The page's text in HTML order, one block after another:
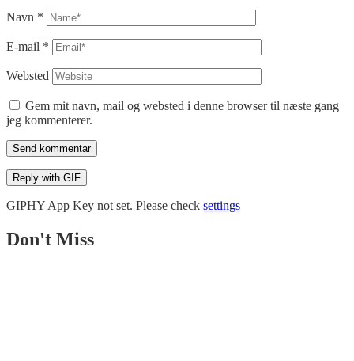
Navn *
E-mail *
Websted
Gem mit navn, mail og websted i denne browser til næste gang
jeg kommenterer.
Send kommentar
Reply with GIF
GIPHY App Key not set. Please check settings
Don't Miss